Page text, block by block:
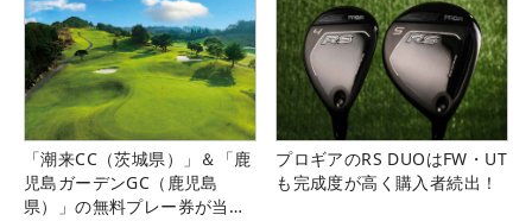
「潮来CC（茨城県）」＆「鹿
児島ガーデンGC（鹿児島
県）」の無料プレー券が当た
プロギアのRS DUOはFW・UT
も完成度が高く購入者続出！